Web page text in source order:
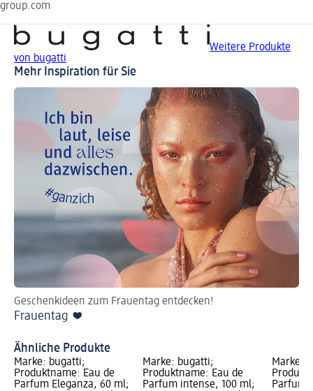
group.com
Weitere Produkte
von bugatti
Mehr Inspiration für Sie
Geschenkideen zum Frauentag entdecken!
Frauentag ❤️
Ähnliche Produkte
Marke: bugatti;
Produktname: Eau de
Parfum Eleganza, 60 ml;
Marke: bugatti;
Produktname: Eau de
Parfum intense, 100 ml;
Marke:
Parfum